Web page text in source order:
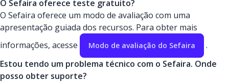
O Sefaira oferece teste gratuito?
O Sefaira oferece um modo de avaliação com uma
apresentação guiada dos recursos. Para obter mais
informações, acesse
Modo de avaliação do Sefaira
.
Estou tendo um problema técnico com o Sefaira. Onde
posso obter suporte?